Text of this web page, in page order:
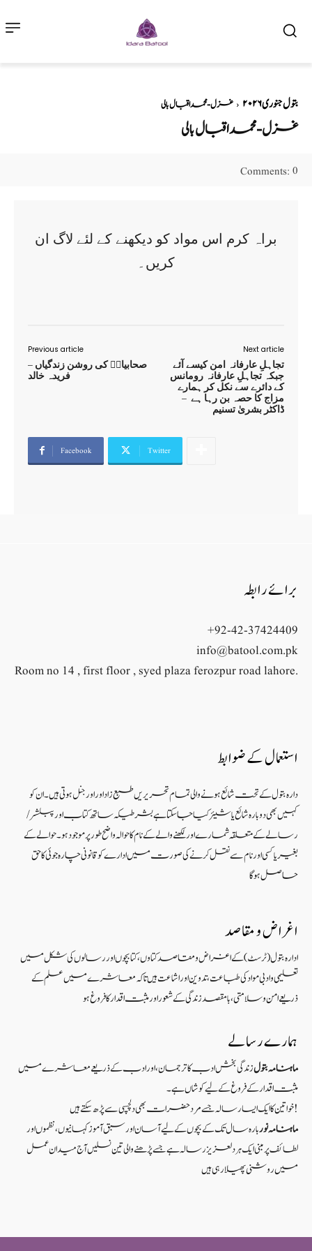
بتول جنوری ۲۰۲۶ غزل-محمد اقبال بالی
غزل-محمد اقبال بالی
Comments: 0
براہ کرم اس مواد کو دیکھنے کے لئے لاگ ان
کریں۔
Previous article
صحابیاتؓ کی روشن زندگیاں –
فریدہ خالد
Next article
تجاہلِ عارفانہ امن کیسے آئے
جبکہ تجاہلِ عارفانہ رومانس
کے دائرے سے نکل کر ہمارے
مزاج کا حصہ بن رہا ہے –
ڈاکٹر بشریٰ تسنیم
Facebook Twitter
برائے رابطہ
+92-42-37424409
info@batool.com.pk
Room no 14 , first floor , syed plaza ferozpur road lahore.
استعمال کے ضوابط
دارہ بتول کے تحت شائع ہونے والی تمام تحریریں طبع زاد اور اورجنل ہوتی ہیں۔ ان کو
کہیں بھی دوبارہ شائع یا شیئر کیا جا سکتا ہے بشرطیکہ ساتھ کتاب اور پبلشر/
رسالے کے متعلقہ شمارے اور لکھنے والے کے نام کا حوالہ واضح طور پر موجود ہو۔ حوالے کے
بغیر یا کسی اور نام سے نقل کرنے کی صورت میں ادارے کو قانونی چارہ جوئی کا حق
حاصل ہو گا
اغراض و مقاصد
ادارہ بتول (ٹرسٹ) کے اغراض و مقاصد کتاوں ، کتابچوں اور رسالوں کی شکل میں
تعلیمی و ادبی مواد کی طباعت، تدوین اور اشاعت ہیں تاکہ معاشرے میں علم کے
ذریعےامن و سلامتی ، بامقصد زندگی کے شعوراورمثبت اقدار کا فروغ ہو
ہمارے رسالے
ماہنامہ بتولزندگی بخش ادب کا ترجمان، اور ادب کے ذریعے معاشرے میں
مثبت اقدار کے فروغ کے لیے کوشاں ہے۔
خواتین کا ایک ایسا رسالہ جسے مرد حضرات بھی دلچسپی سے پڑھ سکتے ہیں!
ماہنامہ نوربارہ سال تک کے بچوں کے لیے آسان اور سبق آموزکہانیوں ،نظموں اور
لطائف پر مبنی ایک ہر دلعزیز رسالہ ہے جسے پڑھنے والی تین نسلیں آج میدان عمل
میں روشنی پھیلا رہی ہیں